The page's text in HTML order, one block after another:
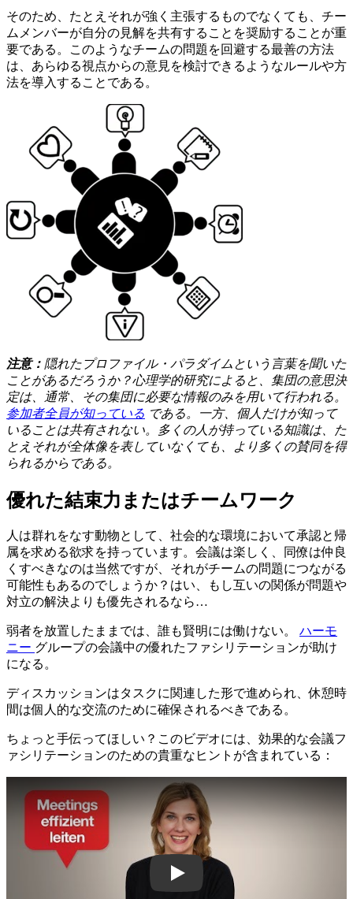
そのため、たとえそれが強く主張するものでなくても、チー
ムメンバーが自分の見解を共有することを奨励することが重
要である。このようなチームの問題を回避する最善の方法
は、あらゆる視点からの意見を検討できるようなルールや方
法を導入することである。
注意： 隠れたプロファイル・パラダイムという言葉を聞いた
ことがあるだろうか？心理学的研究によると、集団の意思決
定は、通常、その集団に必要な情報のみを用いて行われる。
参加者全員が知っている である。一方、個人だけが知って
いることは共有されない。多くの人が持っている知識は、た
とえそれが全体像を表していなくても、より多くの賛同を得
られるからである。
優れた結束力またはチームワーク
人は群れをなす動物として、社会的な環境において承認と帰
属を求める欲求を持っています。会議は楽しく、同僚は仲良
くすべきなのは当然ですが、それがチームの問題につながる
可能性もあるのでしょうか？はい、もし互いの関係が問題や
対立の解決よりも優先されるなら…
弱者を放置したままでは、誰も賢明には働けない。 ハーモ
ニー グループの会議中の優れたファシリテーションが助け
になる。
ディスカッションはタスクに関連した形で進められ、休憩時
間は個人的な交流のために確保されるべきである。
ちょっと手伝ってほしい？このビデオには、効果的な会議フ
ァシリテーションのための貴重なヒントが含まれている：